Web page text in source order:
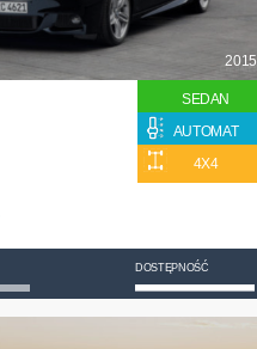
2015
SEDAN
AUTOMAT
4X4
DOSTĘPNOŚĆ